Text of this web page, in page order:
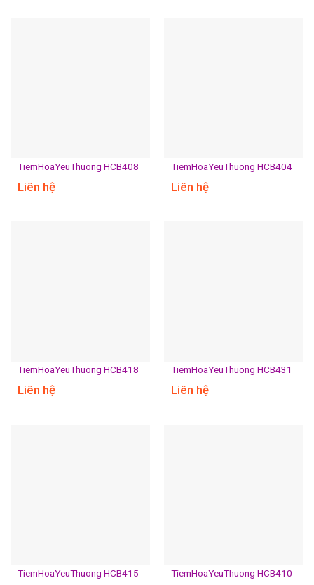
TiemHoaYeuThuong HCB408
Liên hệ
TiemHoaYeuThuong HCB404
Liên hệ
TiemHoaYeuThuong HCB418
Liên hệ
TiemHoaYeuThuong HCB431
Liên hệ
TiemHoaYeuThuong HCB415 TiemHoaYeuThuong HCB410